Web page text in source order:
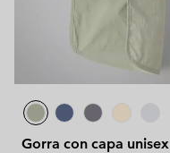
Gorra con capa unisex